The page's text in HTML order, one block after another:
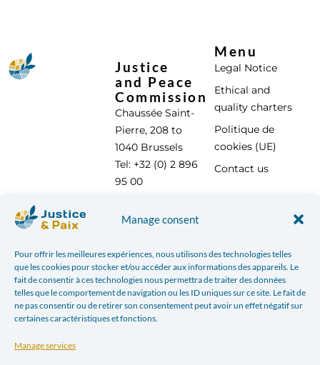
Manage consent
Pour offrir les meilleures expériences, nous utilisons des technologies telles
que les cookies pour stocker et/ou accéder aux informations des appareils. Le
fait de consentir à ces technologies nous permettra de traiter des données
telles que le comportement de navigation ou les ID uniques sur ce site. Le fait de
ne pas consentir ou de retirer son consentement peut avoir un effet négatif sur
certaines caractéristiques et fonctions.
Manage services
Justice
and Peace
Commission
Chaussée Saint-
Pierre, 208 to
1040 Brussels
Tel: +32 (0) 2 896
95 00
Menu
Legal Notice
Ethical and
quality charters
Politique de
cookies (UE)
Contact us
With the support of :